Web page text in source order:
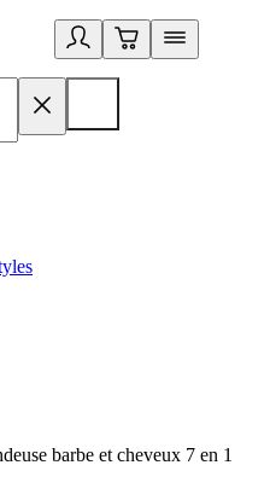
barbe et cheveux 7 en 1